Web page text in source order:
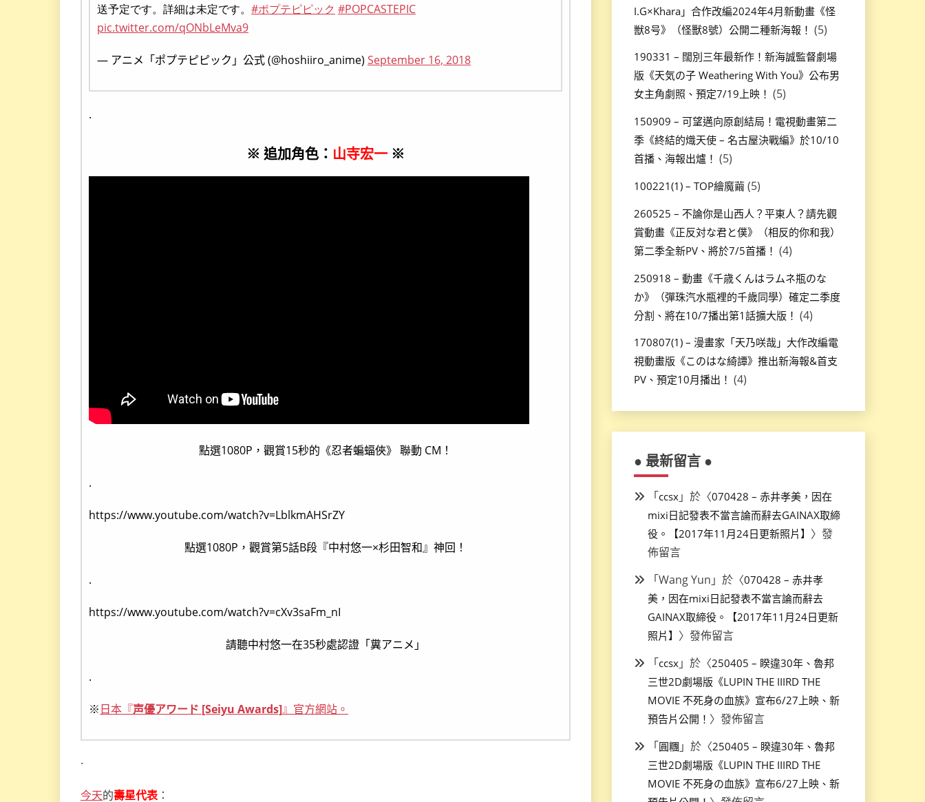
送予定です。詳細は未定です。 #ポプテピピック #POPCASTEPIC
pic.twitter.com/qONbLeMva9
— アニメ「ポプテピピック」公式 (@hoshiiro_anime) September 16, 2018
.
※ 追加角色： 山寺宏一※
點選1080P，觀賞15秒的《忍者蝙蝠俠》 聯動 CM！
.
https://www.youtube.com/watch?v=LblkmAHSrZY
點選1080P，觀賞第5話B段『中村悠一×杉田智和』神回！
.
https://www.youtube.com/watch?v=cXv3saFm_nI
請聽中村悠一在35秒處認證「糞アニメ」
.
※日本『声優アワード [Seiyu Awards]』官方網站。
.
今天的壽星代表：
I.G×Khara」合作改編2024年4月新動畫《怪
獣8号》（怪獸8號）公開二種新海報！ (5)
190331 – 闊別三年最新作！新海誠監督劇場
版《天気の子 Weathering With You》公布男
女主角劇照、預定7/19上映！ (5)
150909 – 可望邁向原創結局！電視動畫第二
季《終結的熾天使 – 名古屋決戰編》於10/10
首播、海報出爐！ (5)
100221(1) – TOP繪魔繭 (5)
260525 – 不論你是山西人？平東人？請先觀
賞動畫《正反対な君と僕》（相反的你和我）
第二季全新PV、將於7/5首播！ (4)
250918 – 動畫《千歳くんはラムネ瓶のな
か》（彈珠汽水瓶裡的千歲同學）確定二季度
分割、將在10/7播出第1話擴大版！ (4)
170807(1) – 漫畫家「天乃咲哉」大作改編電
視動畫版《このはな綺譚》推出新海報&首支
PV、預定10月播出！ (4)
● 最新留言 ●
「ccsx」於〈070428 – 赤井孝美，因在
mixi日記發表不當言論而辭去GAINAX取締
役。【2017年11月24日更新照片】 〉發
佈留言
「Wang Yun 」於〈070428 – 赤井孝
美，因在mixi日記發表不當言論而辭去
GAINAX取締役。【2017年11月24日更新
照片】 〉發佈留言
「ccsx」於〈250405 – 睽違30年、魯邦
三世2D劇場版《LUPIN THE IIIRD THE
MOVIE 不死身の血族》宣布6/27上映、新
預告片公開！ 〉發佈留言
「圓糰」於〈250405 – 睽違30年、魯邦
三世2D劇場版《LUPIN THE IIIRD THE
MOVIE 不死身の血族》宣布6/27上映、新